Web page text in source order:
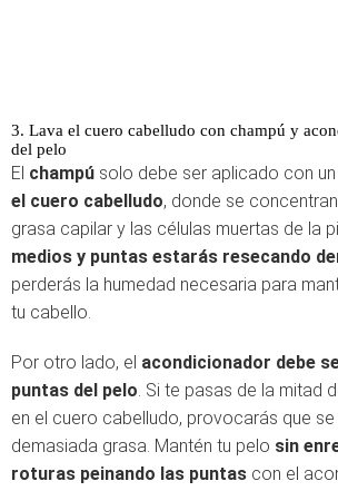
3. Lava el cuero cabelludo con champú y
del pelo
El champú solo debe ser aplicado con un
el cuero cabelludo, donde se
grasa capilar y las células muertas de la
medios y puntas estarás resecando
perderás la humedad necesaria para
tu cabello.
Por otro lado, el acondicionador debe
puntas del pelo. Si te pasas de la mitad
en el cuero cabelludo, provocarás que se
demasiada grasa. Mantén tu pelo sin
roturas peinando las puntas con el